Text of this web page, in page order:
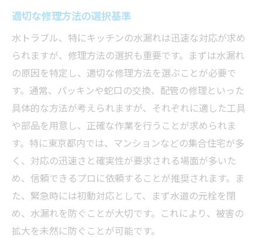
適切な修理方法の選択基準
水トラブル、特にキッチンの水漏れは迅速な対応が求め
られますが、修理方法の選択も重要です。まずは水漏れ
の原因を特定し、適切な修理方法を選ぶことが必要で
す。通常、パッキンや蛇口の交換、配管の修理といった
具体的な方法が考えられますが、それぞれに適した工具
や部品を用意し、正確な作業を行うことが求められま
す。特に東京都内では、マンションなどの集合住宅が多
く、対応の迅速さと確実性が要求される場面が多いた
め、信頼できるプロに依頼することが推奨されます。ま
た、緊急時には初動対応として、まず水道の元栓を閉
め、水漏れを防ぐことが大切です。これにより、被害の
拡大を未然に防ぐことが可能です。